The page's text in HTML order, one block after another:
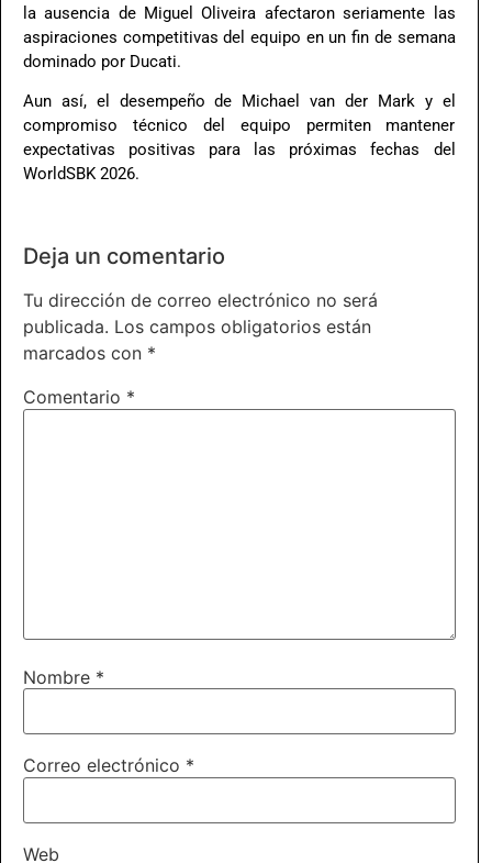
la ausencia de Miguel Oliveira afectaron seriamente las
aspiraciones competitivas del equipo en un fin de semana
dominado por Ducati.
Aun así, el desempeño de Michael van der Mark y el
compromiso técnico del equipo permiten mantener
expectativas positivas para las próximas fechas del
WorldSBK 2026.
Deja un comentario
Tu dirección de correo electrónico no será
publicada. Los campos obligatorios están
marcados con *
Comentario *
Nombre *
Correo electrónico *
Web